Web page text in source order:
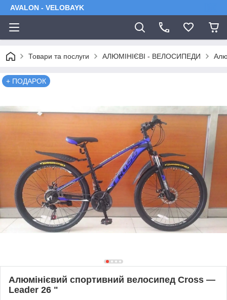
AVALON - VELOBAYK
Товари та послуги АЛЮМІНІЄВІ - ВЕЛОСИПЕДИ
+ ПОДАРОК
Алюмінієвий спортивний велосипед Cross —
Leader 26 "